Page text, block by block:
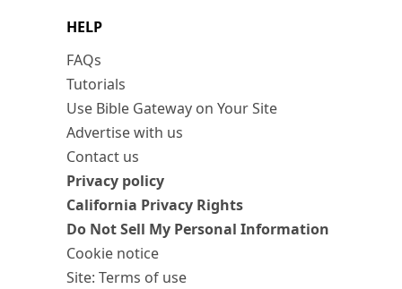
HELP
FAQs
Tutorials
Use Bible Gateway on Your Site
Advertise with us
Contact us
Privacy policy
California Privacy Rights
Do Not Sell My Personal Information
Cookie notice
Site: Terms of use